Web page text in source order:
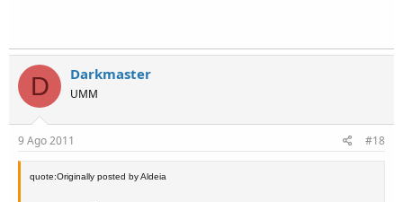
D Darkmaster
UMM
9 Ago 2011 #18
quote:Originally posted by Aldeia